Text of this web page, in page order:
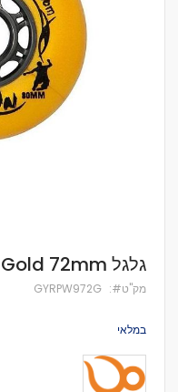
לדלג
להתחלה
של
גלגל GYRO GFR Titan Gold 72mm
מק''ט GYRPW972G
במלאי